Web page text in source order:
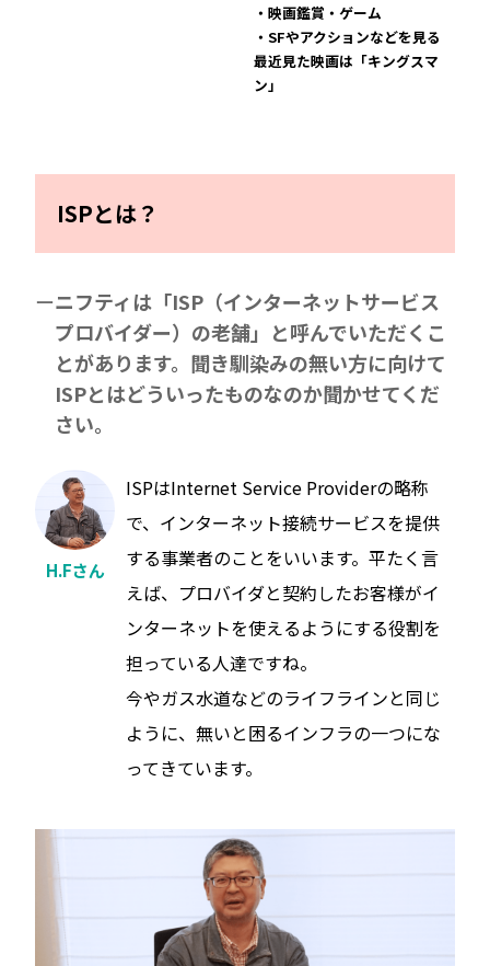
・映画鑑賞・ゲーム
・SFやアクションなどを見る
最近見た映画は「キングスマ
ン」
ISPとは？
ニフティは「ISP（インターネットサービス
プロバイダー）の老舗」と呼んでいただくこ
とがあります。聞き馴染みの無い方に向けて
ISPとはどういったものなのか聞かせてくだ
さい。
H.Fさん
ISPはInternet Service Providerの略称
で、インターネット接続サービスを提供
する事業者のことをいいます。平たく言
えば、プロバイダと契約したお客様がイ
ンターネットを使えるようにする役割を
担っている人達ですね。
今やガス水道などのライフラインと同じ
ように、無いと困るインフラの一つにな
ってきています。